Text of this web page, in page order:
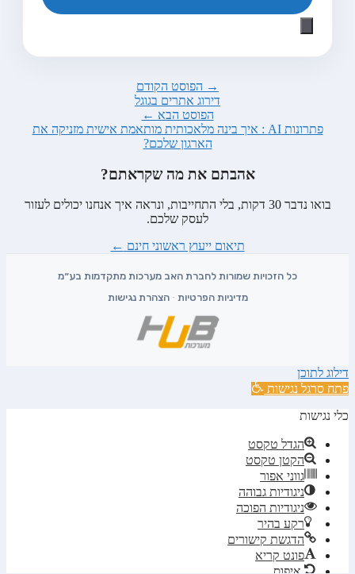
→ הפוסט הקודם
דירוג אתרים בגוגל
הפוסט הבא ←
פתרונות AI : איך בינה מלאכותית מותאמת אישית מזניקה את
הארגון שלכם?
אהבתם את מה שקראתם?
בואו נדבר 30 דקות, בלי התחייבות, ונראה איך אנחנו יכולים לעזור
לעסק שלכם.
תיאום ייעוץ ראשוני חינם ←
מדיניות הפרטיות ·הצהרת נגישות
דילוג לתוכן
פתח סרגל נגישות
כלי נגישות
הגדל טקסט
הקטן טקסט
גווני אפור
ניגודיות גבוהה
ניגודיות הפוכה
רקע בהיר
הדגשת קישורים
פונט קריא